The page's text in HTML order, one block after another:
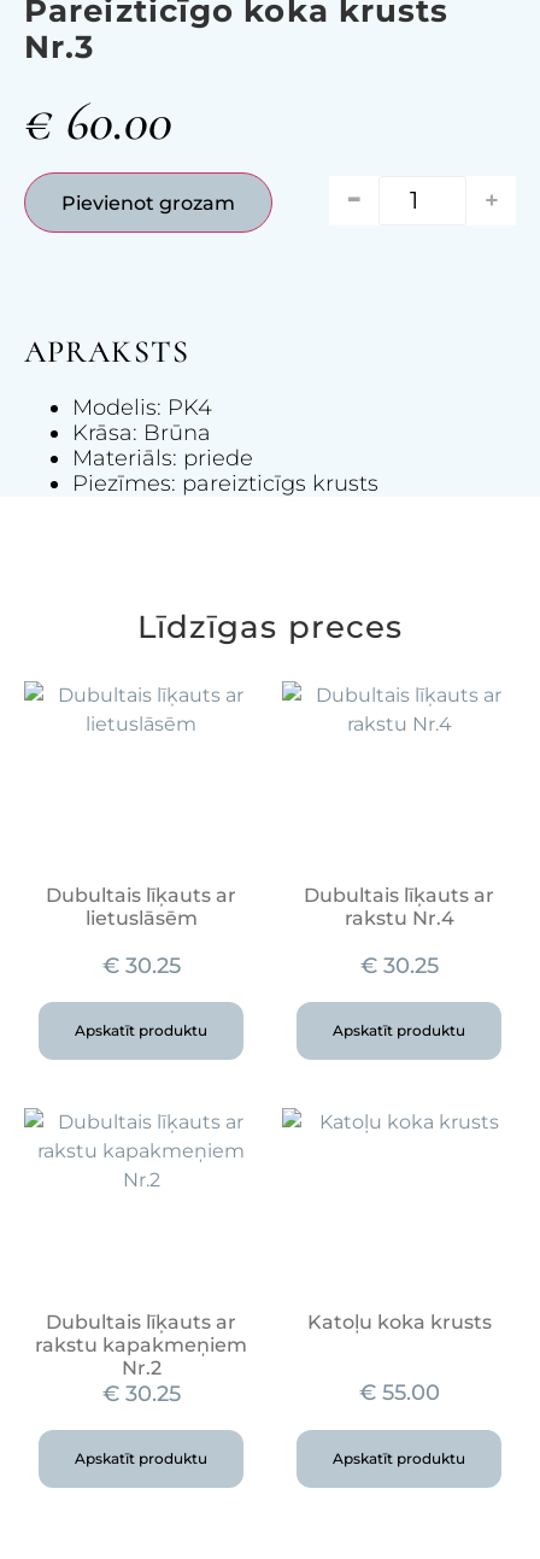
Pareizticīgo koka krusts
Nr.3
€ 60.00
- +
Pievienot grozam
APRAKSTS
Modelis: PK4
Krāsa: Brūna
Materiāls: priede
Piezīmes: pareizticīgs krusts
Līdzīgas preces
Dubultais līķauts ar
lietuslāsēm
€30.25
Apskatīt produktu
Dubultais līķauts ar
rakstu Nr.4
€30.25
Apskatīt produktu
Dubultais līķauts ar
rakstu kapakmeņiem
Nr.2
€30.25
Apskatīt produktu
Katoļu koka krusts
€55.00
Apskatīt produktu